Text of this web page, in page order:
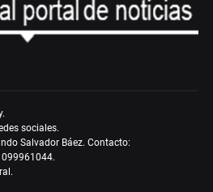
sociales.
Salvador Báez. Contacto:
099961044.